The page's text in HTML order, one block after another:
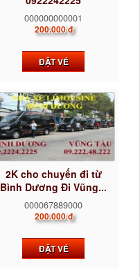
000000000001
200.000 đ
ĐẶT VÉ
2K cho chuyến đi từ
Bình Dương Đi Vũng...
000067889000
200.000 đ
ĐẶT VÉ